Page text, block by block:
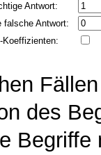
Antwort:
falsche Antwort:
Koeffizienten:
des
Begriffe